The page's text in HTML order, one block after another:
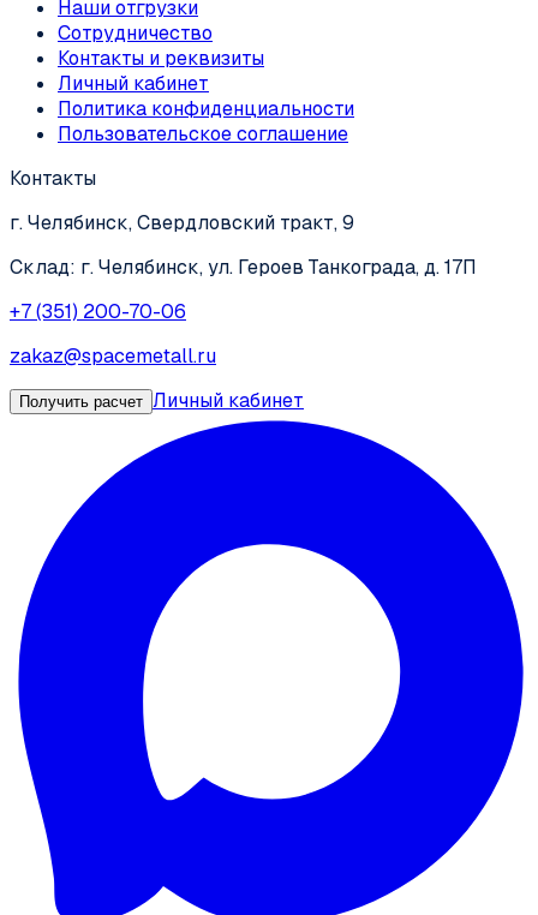
Наши отгрузки
Сотрудничество
Контакты и реквизиты
Личный кабинет
Политика конфиденциальности
Пользовательское соглашение
Контакты
г. Челябинск, Свердловский тракт, 9
Склад: г. Челябинск, ул. Героев Танкограда, д. 17П
+7 (351) 200-70-06
zakaz@spacemetall.ru
Получить расчет Личный кабинет